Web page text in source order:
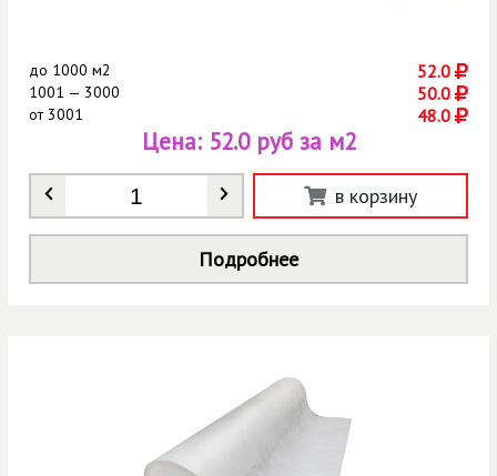
до 1000 м2 52.0
1001 — 3000 50.0
от3001 48.0
Количество
Цена: 52.0 руб за м2
в корзину
Подробнее